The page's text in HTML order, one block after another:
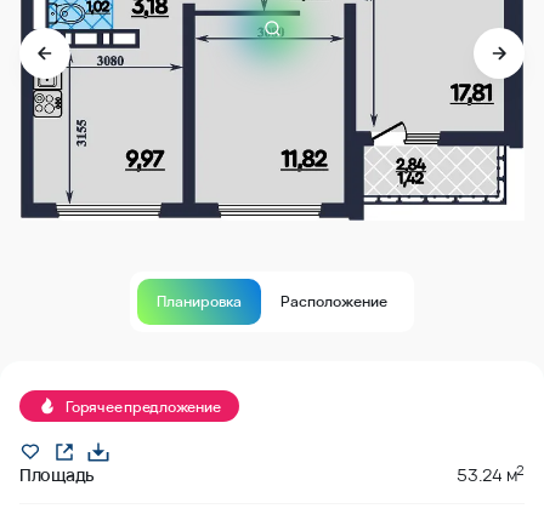
Планировка Расположение
Горячее предложение
Площадь 53.24 м2